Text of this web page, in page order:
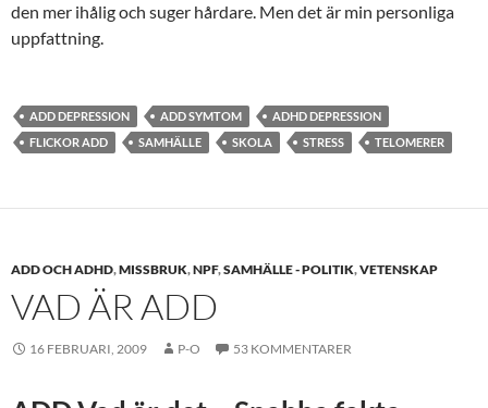
den mer ihålig och suger hårdare. Men det är min personliga
uppfattning.
ADD DEPRESSION ADD SYMTOM
ADHD DEPRESSION
FLICKOR ADD
SAMHÄLLE SKOLA STRESS TELOMERER
ADD OCH ADHD,MISSBRUK,NPF,SAMHÄLLE - POLITIK,VETENSKAP
VAD ÄR ADD
16 FEBRUARI, 2009 P-O 53 KOMMENTARER